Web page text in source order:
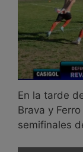
En la tarde
Brava y
semifinales